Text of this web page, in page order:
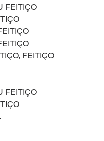
FEITIÇO
FEITIÇO
FEITIÇO